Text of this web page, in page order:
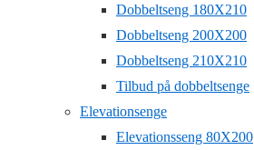
Dobbeltseng 180X210
Dobbeltseng 200X200
Dobbeltseng 210X210
Tilbud på dobbeltsenge
Elevationsenge
Elevationsseng 80X200